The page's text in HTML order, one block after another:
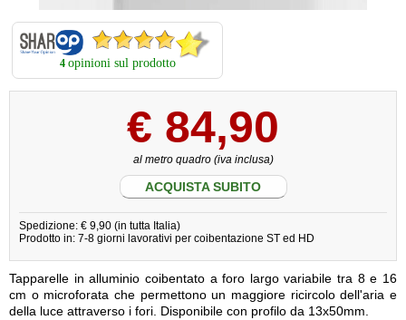
4 opinioni sul prodotto
€ 84,90
al metro quadro (iva inclusa)
ACQUISTA SUBITO
Spedizione: € 9,90 (in tutta Italia)
Prodotto in: 7-8 giorni lavorativi per coibentazione ST ed HD
Tapparelle in alluminio coibentato a foro largo variabile tra 8 e 16
cm o microforata che permettono un maggiore ricircolo dell'aria e
della luce attraverso i fori. Disponibile con profilo da 13x50mm.